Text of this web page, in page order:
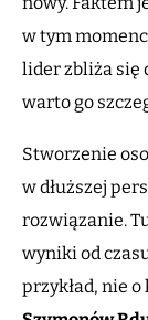
w tym
lider zbliża się
warto go
Stworzenie
w dłuższej
rozwiązanie.
wyniki od
przykład, nie